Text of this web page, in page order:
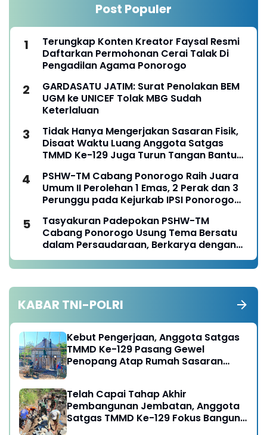
Post Populer
Terungkap Konten Kreator Faysal Resmi
Daftarkan Permohonan Cerai Talak Di
Pengadilan Agama Ponorogo
GARDASATU JATIM: Surat Penolakan BEM
UGM ke UNICEF Tolak MBG Sudah
Keterlaluan
Tidak Hanya Mengerjakan Sasaran Fisik,
Disaat Waktu Luang Anggota Satgas
TMMD Ke-129 Juga Turun Tangan Bantu
PSHW-TM Cabang Ponorogo Raih Juara
Umum II Perolehan 1 Emas, 2 Perak dan 3
Perunggu pada Kejurkab IPSI Ponorogo
Tasyakuran Padepokan PSHW-TM
Cabang Ponorogo Usung Tema Bersatu
dalam Persaudaraan, Berkarya dengan
Keikhlasan dan Mengabdi dengan
Tanggungjawab
KABAR TNI-POLRI
Kebut Pengerjaan, Anggota Satgas
TMMD Ke-129 Pasang Gewel
Penopang Atap Rumah Sasaran
Telah Capai Tahap Akhir
Pembangunan Jembatan, Anggota
Satgas TMMD Ke-129 Fokus Bangun